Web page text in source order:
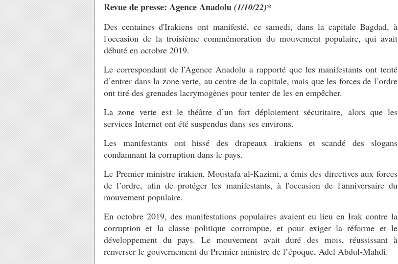
Revue de presse: Agence Anadolu (1/10/22)*
Des centaines d'Irakiens ont manifesté, ce samedi, dans la capitale Bagdad, à
l'occasion de la troisième commémoration du mouvement populaire, qui avait
débuté en octobre 2019.
Le correspondant de l'Agence Anadolu a rapporté que les manifestants ont tenté
d’entrer dans la zone verte, au centre de la capitale, mais que les forces de l’ordre
ont tiré des grenades lacrymogènes pour tenter de les en empêcher.
La zone verte est le théâtre d’un fort déploiement sécuritaire, alors que les
services Internet ont été suspendus dans ses environs.
Les manifestants ont hissé des drapeaux irakiens et scandé des slogans
condamnant la corruption dans le pays.
Le Premier ministre irakien, Moustafa al-Kazimi, a émis des directives aux forces
de l’ordre, afin de protéger les manifestants, à l'occasion de l'anniversaire du
mouvement populaire.
En octobre 2019, des manifestations populaires avaient eu lieu en Irak contre la
corruption et la classe politique corrompue, et pour exiger la réforme et le
développement du pays. Le mouvement avait duré des mois, réussissant à
renverser le gouvernement du Premier ministre de l’époque, Adel Abdul-Mahdi.